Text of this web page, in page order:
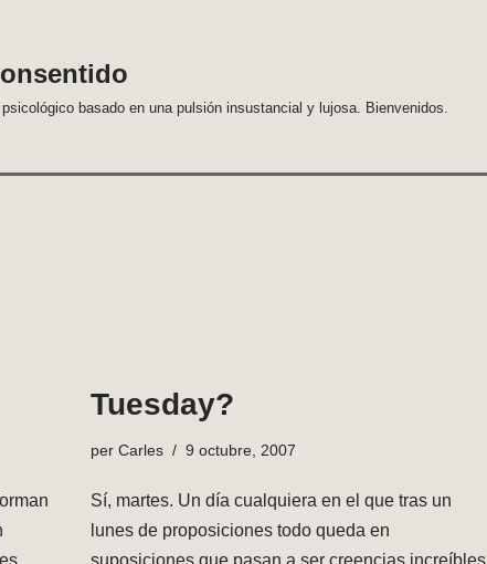
basado en una pulsión insustancial y lujosa. Bienvenidos.
Tuesday?
per Carles 9 octubre, 2007
Sí­, martes. Un día cualquiera en el que tras un
lunes de proposiciones todo queda en
suposiciones que pasan a ser creencias increíbles